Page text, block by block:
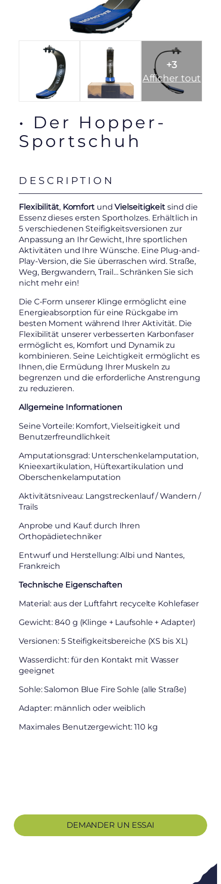
+3
Afficher tout
• Der Hopper-
Sportschuh
DESCRIPTION
Flexibilität, KomfortundVielseitigkeit sind die
Essenz dieses ersten Sportholzes. Erhältlich in
5 verschiedenen Steifigkeitsversionen zur
Anpassung an Ihr Gewicht, Ihre sportlichen
Aktivitäten und Ihre Wünsche. Eine Plug-and-
Play-Version, die Sie überraschen wird. Straße,
Weg, Bergwandern, Trail… Schränken Sie sich
nicht mehr ein!
Die C-Form unserer Klinge ermöglicht eine
Energieabsorption für eine Rückgabe im
besten Moment während Ihrer Aktivität. Die
Flexibilität unserer verbesserten Karbonfaser
ermöglicht es, Komfort und Dynamik zu
kombinieren. Seine Leichtigkeit ermöglicht es
Ihnen, die Ermüdung Ihrer Muskeln zu
begrenzen und die erforderliche Anstrengung
zu reduzieren.
Allgemeine Informationen
Seine Vorteile: Komfort, Vielseitigkeit und
Benutzerfreundlichkeit
Amputationsgrad: Unterschenkelamputation,
Knieexartikulation, Hüftexartikulation und
Oberschenkelamputation
Aktivitätsniveau: Langstreckenlauf / Wandern /
Trails
Anprobe und Kauf: durch Ihren
Orthopädietechniker
Entwurf und Herstellung: Albi und Nantes,
Frankreich
Technische Eigenschaften
Material: aus der Luftfahrt recycelte Kohlefaser
Gewicht: 840 g (Klinge + Laufsohle + Adapter)
Versionen: 5 Steifigkeitsbereiche (XS bis XL)
Wasserdicht: für den Kontakt mit Wasser
geeignet
Sohle: Salomon Blue Fire Sohle (alle Straße)
Adapter: männlich oder weiblich
Maximales Benutzergewicht: 110 kg
DEMANDER UN ESSAI